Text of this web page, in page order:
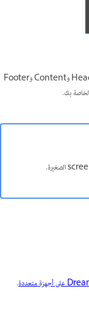
في الصفحة التي تفتح في Dreamweaver، استبدل نص Header وContent وFooter
.